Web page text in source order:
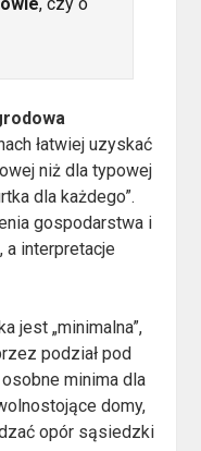
łatwiej uzyskać
niż dla typowej
dla każdego”.
gospodarstwa i
a interpretacje
jest „minimalna”,
podział pod
minima dla
domy,
opór sąsiedzki